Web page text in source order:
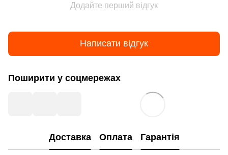
Додайте перший відгук
Написати відгук
Поширити у соцмережах
Доставка Оплата Гарантія